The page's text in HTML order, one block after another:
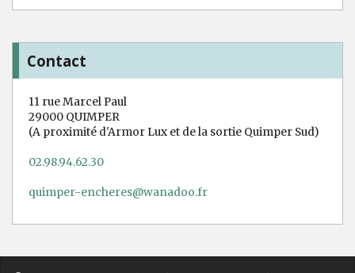
Contact
11 rue Marcel Paul
29000 QUIMPER
(A proximité d'Armor Lux et de la sortie Quimper Sud)
02.98.94.62.30
quimper-encheres@wanadoo.fr